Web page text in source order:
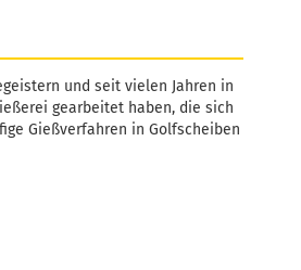
und seit vielen Jahren in
gearbeitet haben, die sich
Gießverfahren in Golfscheiben